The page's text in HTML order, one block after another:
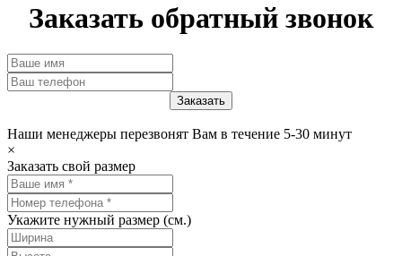
Заказать обратный звонок
Наши менеджеры перезвонят Вам в течение 5-30 минут
×
Заказать свой размер
Укажите нужный размер (см.)